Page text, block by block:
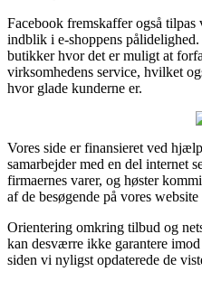
Facebook fremskaffer også
indblik i e-shoppens
butikker hvor det er muligt at
virksomhedens service, hvilket
hvor glade kunderne er.
Vores side er finansieret ved
samarbejder med en del internet
firmaernes varer, og høster
af de besøgende på vores
Orientering omkring tilbud og
kan desværre ikke garantere
siden vi nyligst opdaterede de